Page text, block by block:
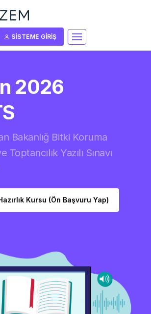
SİSTEME GİRİŞ
2026
Bakanlığ Bitki Koruma
Yazılı Sınavı
Kursu (Ön Başvuru Yap)